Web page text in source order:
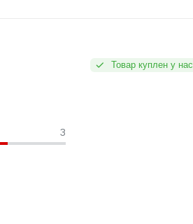
Товар куплен у нас
3